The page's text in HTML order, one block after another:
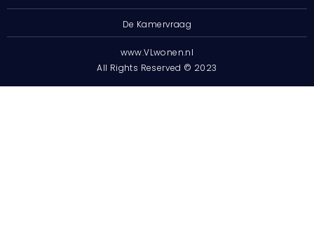
De Kamervraag
www.VLwonen.nl
All Rights Reserved © 2023